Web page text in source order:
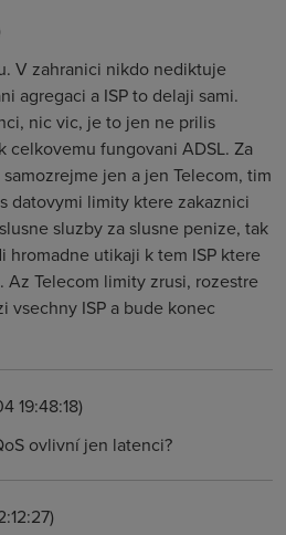
V zahranici nikdo nediktuje
agregaci a ISP to delaji sami.
nic vic, je to jen ne prilis
celkovemu fungovani ADSL. Za
jen a jen Telecom, tim
datovymi limity ktere zakaznici
sluzby za slusne penize, tak
utikaji k tem ISP ktere
Telecom limity zrusi, rozestre
vsechny ISP a bude konec
19:48:18)
ovlivní jen latenci?